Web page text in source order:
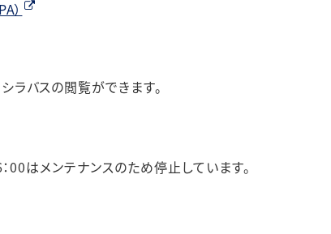
）
ラバスの閲覧ができます。
はメンテナンスのため停止しています。